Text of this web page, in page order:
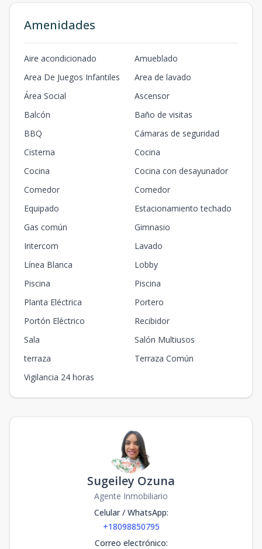
Amenidades
Aire acondicionado
Amueblado
Area De Juegos Infantiles
Area de lavado
Área Social
Ascensor
Balcón
Baño de visitas
BBQ
Cámaras de seguridad
Cisterna
Cocina
Cocina
Cocina con desayunador
Comedor
Comedor
Equipado
Estacionamiento techado
Gas común
Gimnasio
Intercom
Lavado
Línea Blanca
Lobby
Piscina
Piscina
Planta Eléctrica
Portero
Portón Eléctrico
Recibidor
Sala
Salón Multiusos
terraza
Terraza Común
Vigilancia 24 horas
Sugeiley Ozuna
Agente Inmobiliario
Celular / WhatsApp:
+18098850795
Correo electrónico: